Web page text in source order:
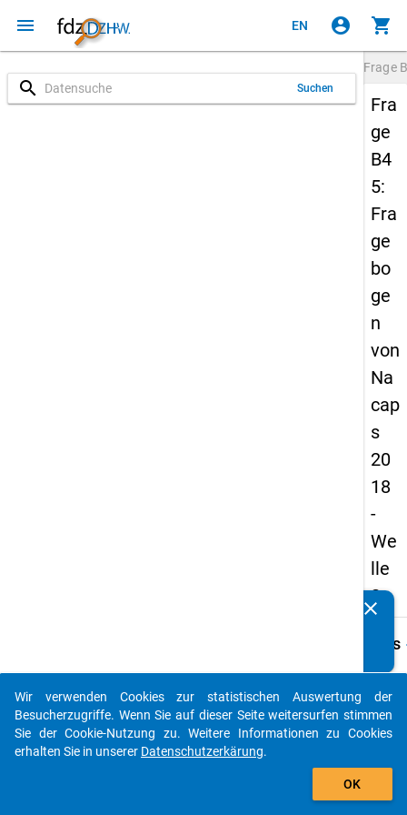
menu EN account_circle shopping_cart
search Suchen
Frage
Fra
ge
B4
5:
Fra
ge
bo
ge
n
von
Na
cap
s
20
18
-
We
lle
2
Details
B45
clear
auto_stories
add_shopping_cart
Wir verwenden Cookies zur statistischen Auswertung der
Besucherzugriffe. Wenn Sie auf dieser Seite weitersurfen stimmen
Sie der Cookie-Nutzung zu. Weitere Informationen zu Cookies
erhalten Sie in unserer Datenschutzerkärung.
OK